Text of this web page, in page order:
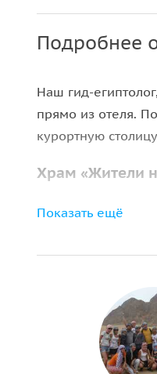
Подробнее
Наш гид-
прямо из отеля.
курортную
Храм «Жители
Первая остановка
живет
Старый город
Вы окажетесь в
до 3000
Показать ещё